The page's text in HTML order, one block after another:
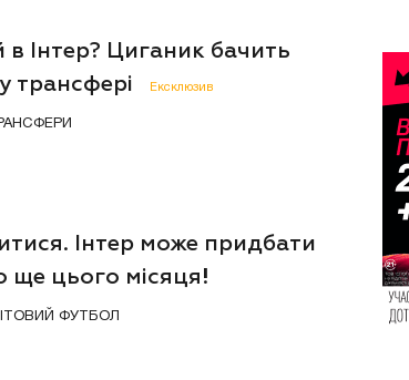
Інтер? Циганик бачить
трансфері
Ексклюзив
Інтер може придбати
ще цього місяця!
ФУТБОЛ